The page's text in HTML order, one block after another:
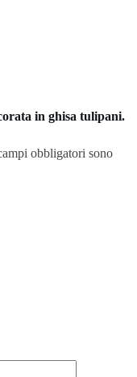
in ghisa tulipani.
obbligatori sono